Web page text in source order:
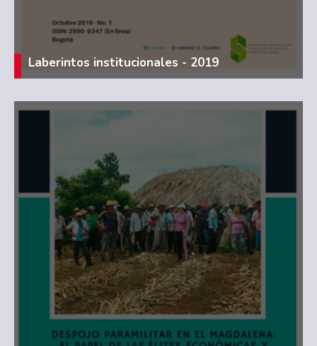
Laberintos institucionales - 2019